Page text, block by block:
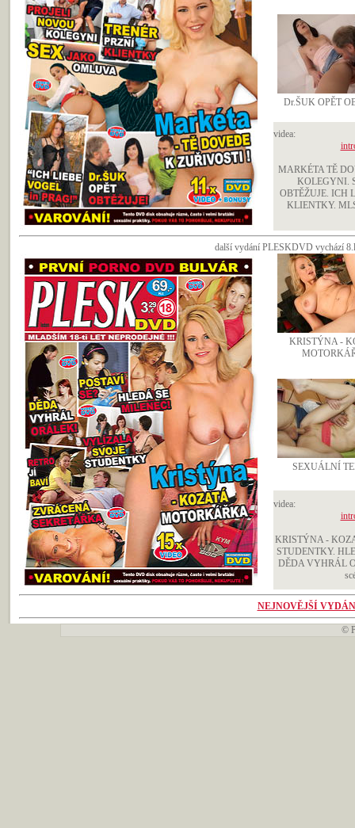
Dr.ŠUK OPĚT
videa:
MARKÉTA TĚ
KOLEGYNI.
OBTĚŽUJE. ICH
KLIENTKY.
další vydání PLESKDVD vychází
KRISTÝNA -
SEXUÁLNÍ
videa:
KRISTÝNA -
STUDENTKY.
DĚDA VYHRÁL
NEJNOVĚJŠÍ
©